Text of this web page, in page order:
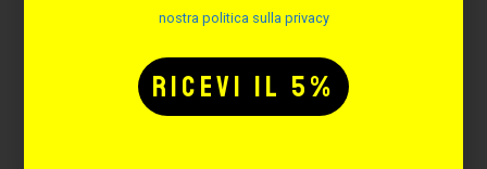
nostra politica sulla privacy